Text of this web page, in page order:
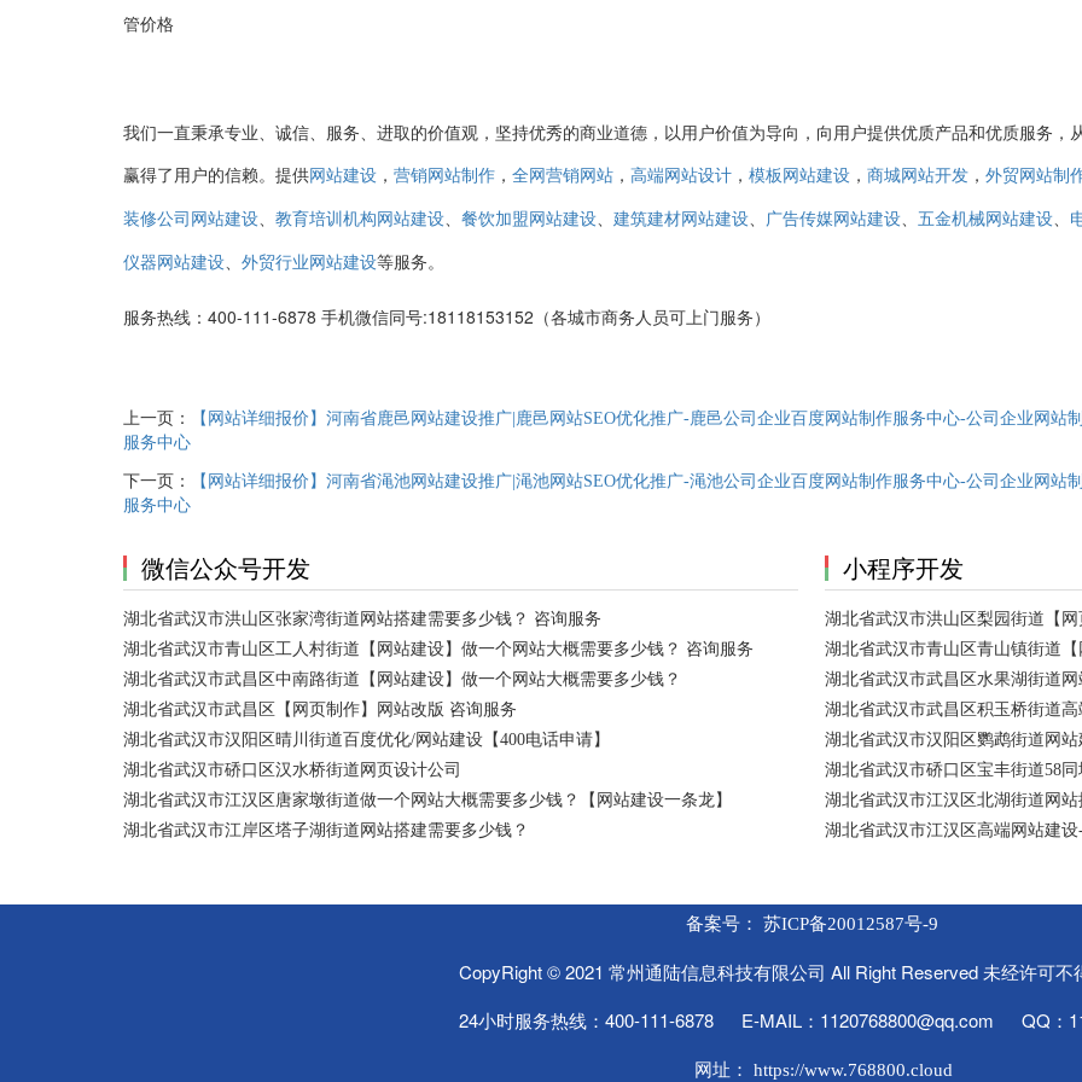
管价格
我们一直秉承专业、诚信、服务、进取的价值观，坚持优秀的商业道德，以用户价值为导向，向用户提供优质产品和优质服务，
赢得了用户的信赖。提供网站建设 ， 营销网站制作 ， 全网营销网站 ， 高端网站设计 ， 模板网站建设 ， 商城网站开发 ， 外贸网站制
装修公司网站建设、 教育培训机构网站建设、 餐饮加盟网站建设、 建筑建材网站建设、 广告传媒网站建设、 五金机械网站建设、
仪器网站建设、 外贸行业网站建设等服务。
服务热线：400-111-6878 手机微信同号:18118153152（各城市商务人员可上门服务）
上一页：
【网站详细报价】河南省鹿邑网站建设推广|鹿邑网站SEO优化推广-鹿邑公司企业百度网站制作服务中心-公司企业网站
服务中心
下一页：
【网站详细报价】河南省渑池网站建设推广|渑池网站SEO优化推广-渑池公司企业百度网站制作服务中心-公司企业网站
服务中心
微信公众号开发
湖北省武汉市洪山区张家湾街道网站搭建需要多少钱？ 咨询服务
湖北省武汉市青山区工人村街道【网站建设】做一个网站大概需要多少钱？ 咨询服务
湖北省武汉市武昌区中南路街道【网站建设】做一个网站大概需要多少钱？
湖北省武汉市武昌区【网页制作】网站改版 咨询服务
湖北省武汉市汉阳区晴川街道百度优化/网站建设【400电话申请】
湖北省武汉市硚口区汉水桥街道网页设计公司
湖北省武汉市江汉区唐家墩街道做一个网站大概需要多少钱？【网站建设一条龙】
湖北省武汉市江岸区塔子湖街道网站搭建需要多少钱？
小程序开发
湖北省武汉市洪山区梨园街道【
湖北省武汉市青山区青山镇街道
湖北省武汉市武昌区水果湖街道
湖北省武汉市武昌区积玉桥街道
湖北省武汉市汉阳区鹦鹉街道网
湖北省武汉市硚口区宝丰街道58
湖北省武汉市江汉区北湖街道网站
湖北省武汉市江汉区高端网站建
备案号： 苏ICP备20012587号-9
CopyRight © 2021 常州通陆信息科技有限公司 All Right Reserved 未经许可不
24小时服务热线：400-111-6878 E-MAIL：1120768800@qq.com QQ：
网址：
https://www.768800.cloud